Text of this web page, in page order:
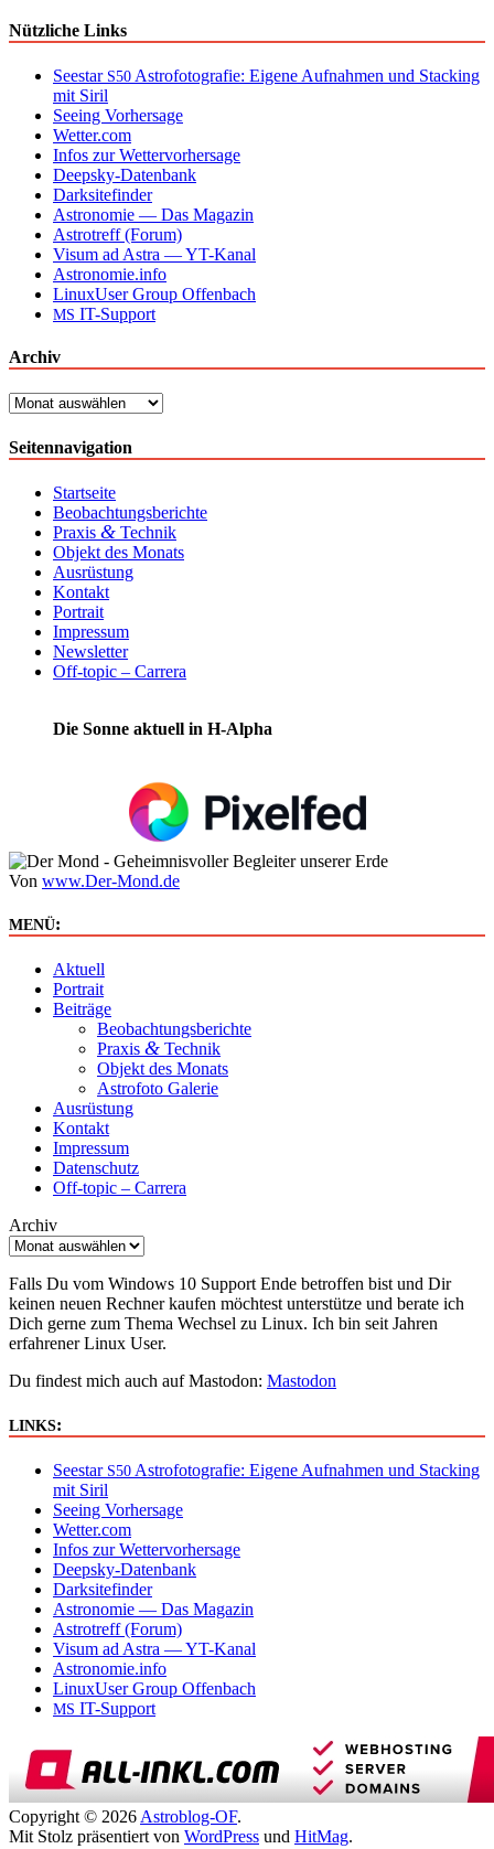
Nützliche Links
Seestar S50 Astrofotografie: Eigene Aufnahmen und Stacking
mit Siril
Seeing Vorhersage
Wetter.com
Infos zur Wettervorhersage
Deepsky-Datenbank
Darksitefinder
Astronomie — Das Magazin
Astrotreff (Forum)
Visum ad Astra — YT-Kanal
Astronomie.info
LinuxUser Group Offenbach
MS IT-Support
Archiv
Archiv
Seitennavigation
Startseite
Beobachtungsberichte
Praxis & Technik
Objekt des Monats
Ausrüstung
Kontakt
Portrait
Impressum
Newsletter
Off-topic – Carrera
Die Sonne aktuell in H-Alpha
Von www.Der-Mond.de
MENÜ:
Aktuell
Portrait
Beiträge
Beobachtungsberichte
Praxis & Technik
Objekt des Monats
Astrofoto Galerie
Ausrüstung
Kontakt
Impressum
Datenschutz
Off-topic – Carrera
Archiv
Falls Du vom Windows 10 Support Ende betroffen bist und Dir
keinen neuen Rechner kaufen möchtest unterstütze und berate ich
Dich gerne zum Thema Wechsel zu Linux. Ich bin seit Jahren
erfahrener Linux User.
Du findest mich auch auf Mastodon: Mastodon
LINKS:
Seestar S50 Astrofotografie: Eigene Aufnahmen und Stacking
mit Siril
Seeing Vorhersage
Wetter.com
Infos zur Wettervorhersage
Deepsky-Datenbank
Darksitefinder
Astronomie — Das Magazin
Astrotreff (Forum)
Visum ad Astra — YT-Kanal
Astronomie.info
LinuxUser Group Offenbach
MS IT-Support
Copyright © 2026 Astroblog-OF.
Mit Stolz präsentiert von WordPress und HitMag.